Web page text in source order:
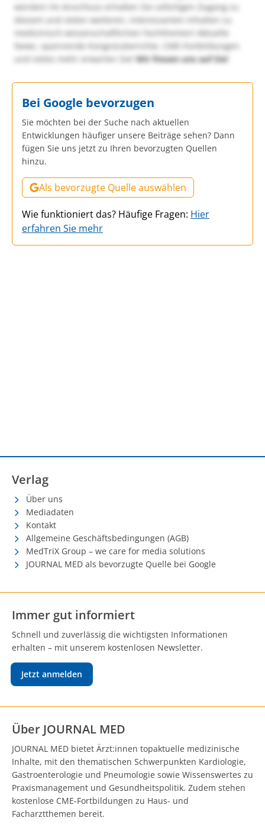
würden! Im Anschluss erhalten Sie sofortigen Zugang zu
diesem und vielen weiteren, interessanten Inhalten zu
medizinisch-wissenschaftlichen Fachthemen! Aktuelle
News, spannende Kongressberichte, CME-Fortbildungen
und vieles mehr erwarten Sie!Wir freuen uns auf Sie!
Bei Google bevorzugen
Sie möchten bei der Suche nach aktuellen
Entwicklungen häufiger unsere Beiträge sehen? Dann
fügen Sie uns jetzt zu Ihren bevorzugten Quellen
hinzu.
Als bevorzugte Quelle auswählen
Wie funktioniert das? Häufige Fragen: Hier
erfahren Sie mehr
Verlag
Über uns
Mediadaten
Kontakt
Allgemeine Geschäftsbedingungen (AGB)
MedTriX Group – we care for media solutions
JOURNAL MED als bevorzugte Quelle bei Google
Immer gut informiert
Schnell und zuverlässig die wichtigsten Informationen
erhalten – mit unserem kostenlosen Newsletter.
Jetzt anmelden
Über JOURNAL MED
JOURNAL MED bietet Ärzt:innen topaktuelle medizinische
Inhalte, mit den thematischen Schwerpunkten Kardiologie,
Gastroenterologie und Pneumologie sowie Wissenswertes zu
Praxismanagement und Gesundheitspolitik. Zudem stehen
kostenlose CME-Fortbildungen zu Haus- und
Facharztthemen bereit.